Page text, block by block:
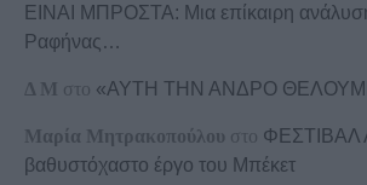
ΕΙΝΑΙ ΜΠΡΟΣΤΑ: Μια επίκαιρη ανάλυση
Ραφήνας…
Δ Μ στο «ΑΥΤΗ ΤΗΝ ΑΝΔΡΟ
Μαρία Μητρακοπούλου στο ΦΕΣΤΙΒΑΛ
βαθυστόχαστο έργο του Μπέκετ